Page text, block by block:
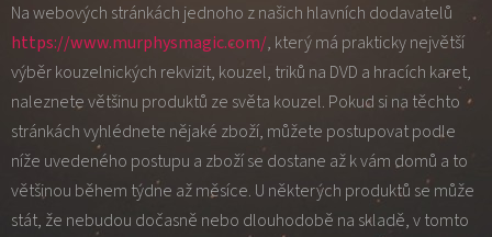
Na webových stránkách jednoho z našich hlavních dodavatelů
https://www.murphysmagic.com/, který má prakticky největší
výběr kouzelnických rekvizit, kouzel, triků na DVD a hracích karet,
naleznete většinu produktů ze světa kouzel. Pokud si na těchto
stránkách vyhlédnete nějaké zboží, můžete postupovat podle
níže uvedeného postupu a zboží se dostane až k vám domů a to
většinou během týdne až měsíce. U některých produktů se může
stát, že nebudou dočasně nebo dlouhodobě na skladě, v tomto